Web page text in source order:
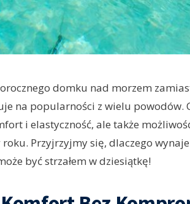
domku nad morzem
na popularności z wielu powodów.
i elastyczność, ale także
Przyjrzyjmy się, dlaczego
być strzałem w dziesiątkę!